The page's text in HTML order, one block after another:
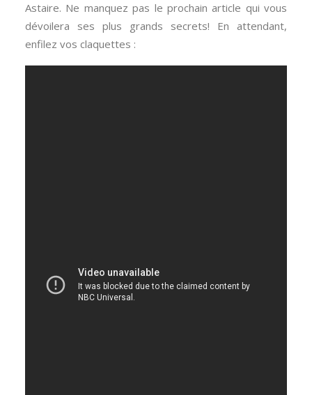
Astaire. Ne manquez pas le prochain article qui vous
dévoilera ses plus grands secrets! En attendant,
enfilez vos claquettes :